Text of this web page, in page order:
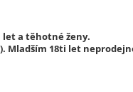
let a těhotné ženy.
Mladším 18ti let